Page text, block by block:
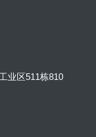
业区511栋810